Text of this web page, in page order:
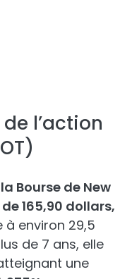
l’action
Bourse de New
165,90 dollars,
à environ 29,5
de 7 ans, elle
une